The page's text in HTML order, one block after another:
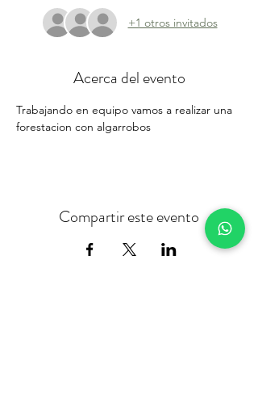
+1 otros invitados
Acerca del evento
Trabajando en equipo vamos a realizar una
forestacion con algarrobos
Compartir este evento